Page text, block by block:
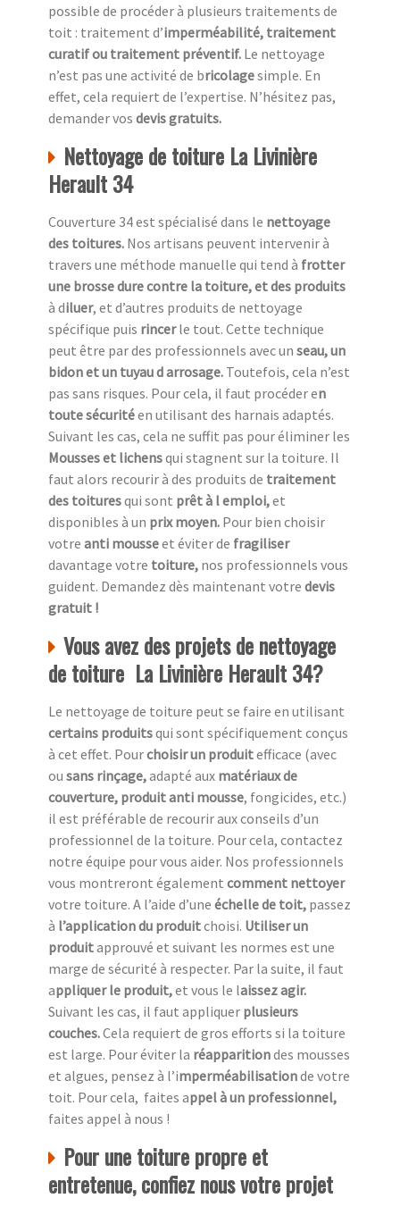
possible de procéder à plusieurs traitements de
toit : traitement d’imperméabilité, traitement
curatif ou traitement préventif. Le nettoyage
n’est pas une activité de bricolagesimple. En
effet, cela requiert de l’expertise. N’hésitez pas,
demander vos devis gratuits.
Nettoyage de toiture La Livinière
Herault 34
Couverture 34 est spécialisé dans le nettoyage
des toitures. Nos artisans peuvent intervenir à
travers une méthode manuelle qui tend à frotter
une brosse dure contre la toiture, et des produits
à diluer, et d’autres produits de nettoyage
spécifique puis rincerle tout. Cette technique
peut être par des professionnels avec un seau, un
bidon et un tuyau d arrosage. Toutefois, cela n’est
pas sans risques. Pour cela, il faut procéder en
toute sécuritéen utilisant des harnais adaptés.
Suivant les cas, cela ne suffit pas pour éliminer les
Mousses et lichensqui stagnent sur la toiture. Il
faut alors recourir à des produits de traitement
des toituresqui sont prêt à l emploi,et
disponibles à un prix moyen. Pour bien choisir
votre anti mousseet éviter de fragiliser
davantage votre toiture, nos professionnels vous
guident. Demandez dès maintenant votre devis
gratuit !
Vous avez des projets de nettoyage
de toiture La Livinière Herault 34?
Le nettoyage de toiture peut se faire en utilisant
certains produitsqui sont spécifiquement conçus
à cet effet. Pourchoisir un produitefficace (avec
ou sans rinçage,adapté aux matériaux de
couverture, produit anti mousse, fongicides, etc.)
il est préférable de recourir aux conseils d’un
professionnel de la toiture. Pour cela, contactez
notre équipe pour vous aider. Nos professionnels
vous montreront également comment nettoyer
votre toiture. A l’aide d’une échelle de toit, passez
à l’application du produitchoisi. Utiliser un
produitapprouvé et suivant les normes est une
marge de sécurité à respecter. Par la suite, il faut
appliquer le produit,et vous le laissez agir.
Suivant les cas, il faut appliquer plusieurs
couches.Cela requiert de gros efforts si la toiture
est large. Pour éviter la réapparitiondes mousses
et algues, pensez à l’imperméabilisationde votre
toit. Pour cela, faites appel à un professionnel,
faites appel à nous !
Pour une toiture propre et
entretenue, confiez nous votre projet